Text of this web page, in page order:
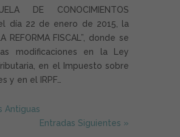
DE CONOCIMIENTOS
día 22 de enero de 2015, la
REFORMA FISCAL”, donde se
modificaciones en la Ley
en el Impuesto sobre
y en el IRPF…
Antiguas
Entradas Siguientes »